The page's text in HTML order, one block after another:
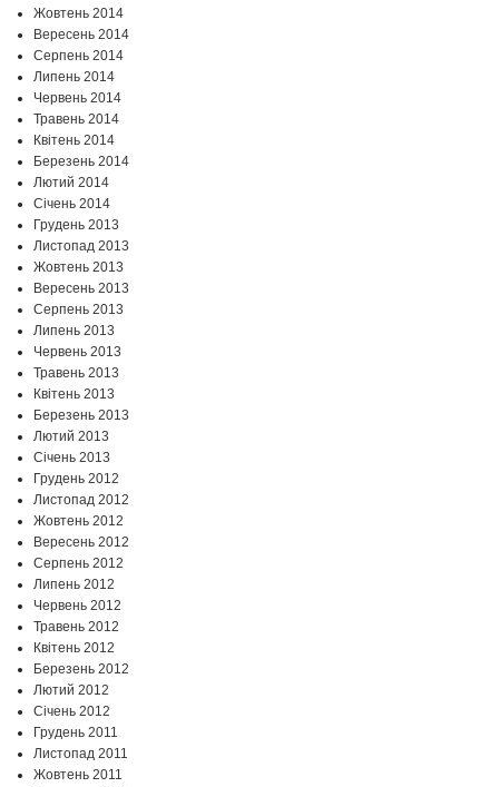
Жовтень 2014
Вересень 2014
Серпень 2014
Липень 2014
Червень 2014
Травень 2014
Квітень 2014
Березень 2014
Лютий 2014
Січень 2014
Грудень 2013
Листопад 2013
Жовтень 2013
Вересень 2013
Серпень 2013
Липень 2013
Червень 2013
Травень 2013
Квітень 2013
Березень 2013
Лютий 2013
Січень 2013
Грудень 2012
Листопад 2012
Жовтень 2012
Вересень 2012
Серпень 2012
Липень 2012
Червень 2012
Травень 2012
Квітень 2012
Березень 2012
Лютий 2012
Січень 2012
Грудень 2011
Листопад 2011
Жовтень 2011